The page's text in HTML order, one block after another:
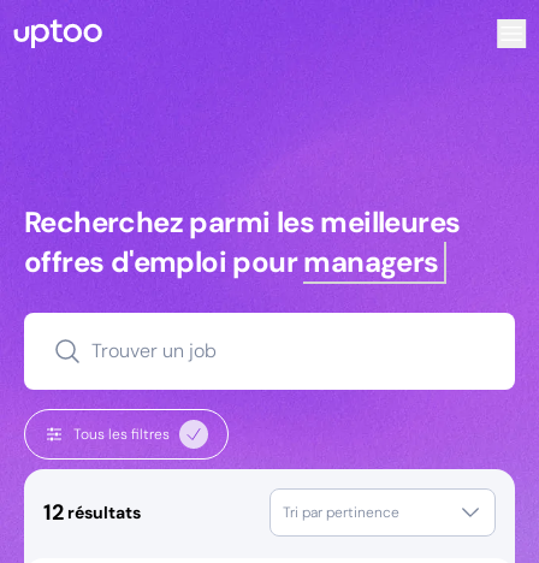
Recherchez parmi les meilleures
Recherchez parmi les meilleures
offres d'emploi pourmanagers
Trouver un job
Tous les filtres
12 résultats Tri par pertinence